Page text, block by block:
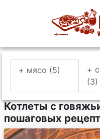
+ мясо (5)
+
(3)
Котлеты с
пошаговых